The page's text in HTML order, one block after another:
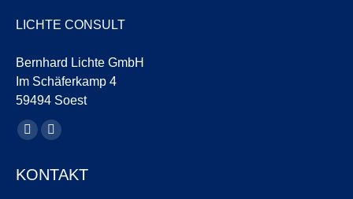
LICHTE CONSULT
Bernhard Lichte GmbH
Im Schäferkamp 4
59494 Soest
Finde uns auf:
YouTube
wird
LinkedIn
wird
KONTAKT